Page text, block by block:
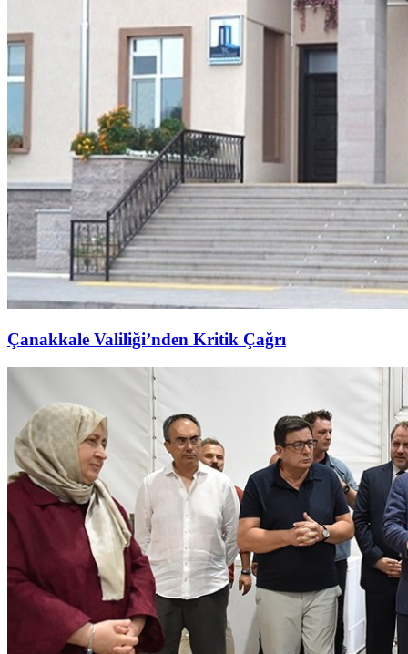
Çanakkale Valiliği’nden Kritik Çağrı